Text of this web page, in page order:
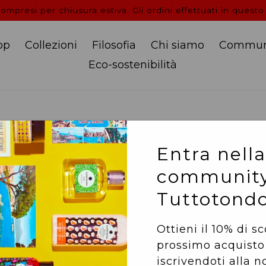
per chiusura estiva. Gli ordini effettuati in
Collezioni Filosofia Chi siamo
Eco-sostenibilità
100 ml
TESTA:mandarino,
CUORE:accordo riso
FONDO:legni ambrati,
Entra nella
Ottieni il 10% di
prossimo
iscrivendoti alla